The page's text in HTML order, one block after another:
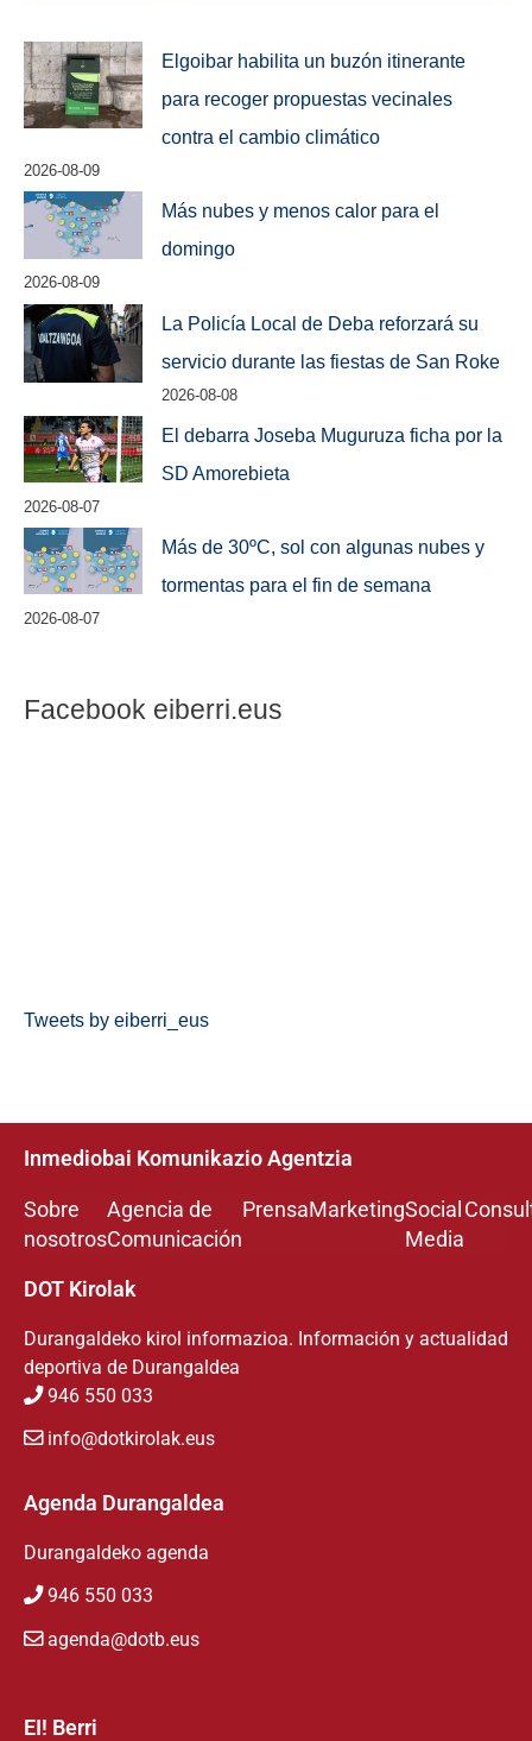
Elgoibar habilita un buzón itinerante
para recoger propuestas vecinales
contra el cambio climático
2026-08-09
Más nubes y menos calor para el
domingo
2026-08-09
La Policía Local de Deba reforzará su
servicio durante las fiestas de San Roke
2026-08-08
El debarra Joseba Muguruza ficha por la
SD Amorebieta
2026-08-07
Más de 30ºC, sol con algunas nubes y
tormentas para el fin de semana
2026-08-07
Facebook eiberri.eus
Tweets by eiberri_eus
Inmediobai Komunikazio Agentzia
Sobre
nosotros
Agencia de
Comunicación
PrensaMarketingSocial
Media
DOT Kirolak
Durangaldeko kirol informazioa. Información y actualidad
deportiva de Durangaldea
946 550 033
info@dotkirolak.eus
Agenda Durangaldea
Durangaldeko agenda
946 550 033
agenda@dotb.eus
EI! Berri